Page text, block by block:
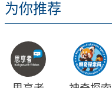
为你推荐